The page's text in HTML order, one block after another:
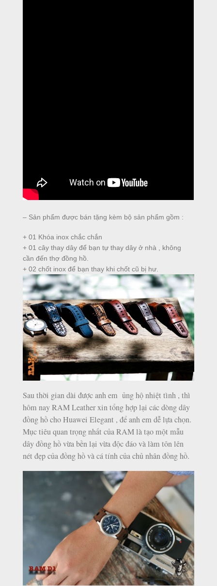
– Sản phẩm được bán tặng kèm bộ sản phẩm gồm :
+ 01 Khóa inox chắc chắn
+ 01 cây thay dây để bạn tự thay dây ở nhà , không
cần đến thợ đồng hồ.
+ 02 chốt inox để bạn thay khi chốt cũ bị hư.
Sau thời gian dài được anh em ủng hộ nhiệt tình , thì
hôm nay RAM Leather xin tổng hợp lại các dòng dây
đồng hồ cho Huawei Elegant , để anh em dễ lựa chọn.
Mục tiêu quan trọng nhất của RAM là tạo một mẫu
dây đồng hồ vừa bền lại vừa độc đáo và làm tôn lên
nét đẹp của đồng hồ và cá tính của chủ nhân đồng hồ.